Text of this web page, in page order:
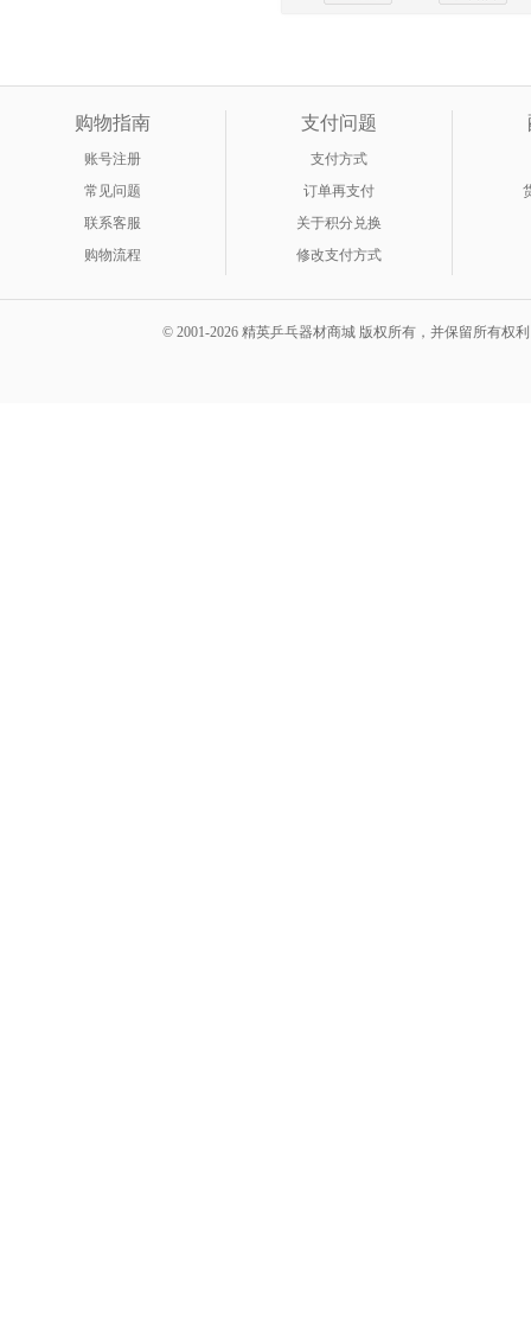
购物指南
账号注册
常见问题
联系客服
购物流程
支付问题
支付方式
订单再支付
关于积分兑换
修改支付方式
© 2001-2026 精英乒乓器材商城 版权所有，并保留所有权